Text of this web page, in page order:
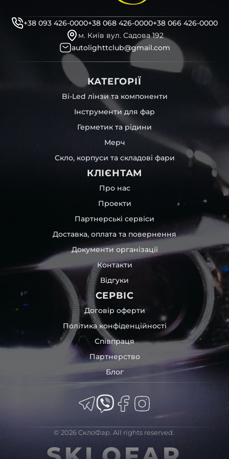
професійні інструменти для розбору фари
бутиловий герметик для збору фари
рідини для розбирання фари
і також для автомобілів
NHK Opel,Daewoo,Chery
інших, які будуть на 100 % сумісними із оригінальною
фарою вашої моделі авто.
Фотографії скла і корпусів, розміщені на сайті –
автентичні та унікальні. Зроблені за допомогою
професійного обладнання у нашому офісі та оптовому
складі в Києві. З метою захисту від недозволеного
копіювання – на всіх фотографіях розміщений водяний
знак із нашим логотипом – для швидкої ідентифікації.
Без письмового дозволу заборонено використовувати
будь-які фотографії з нашого веб-сайту.
Можна придбати окремо як одне скло чи корпус,
так і пару чи комплект. Кожну одиницю товару наші
співробітники на складі ретельно перевіряють та
дбайливо запаковують спочатку у декілька шарів
захисної стрейч-плівки, потім у додаткову плівку з
повітрям – і все це повноцінно захищає скло фари під
час перевезення та цілком прибирає вірогідність
пошкодження товару внаслідок механічних впливів під
час транспортування поштою.
Детальніше про доставку…
Комплектація товару виробника та зовнішній вигляд
товару можуть відрізнятися від фотографій,
представлених на сайті.
Якщо ви шукаєте такі послуги, як заміна скла фари,
розпакування та перепакування фар, відновлення та
ремонт фар, заміна лінз Xenon LED BI-LED, ремонт скла,
корпусу та кріплення фари, налаштування світла,
коригування, діагностика та полірування фари, наші
партнерські сервіси готові надати допомогу по всій
тисячі задоволених клієнтів. Розмаїття вибору, постійна
наявність на складі, свіжі поступлення, доступна ціна,
Із часом передня фара Audi може мати такі проблеми:
царапини;
+38 093 426-0000+38 068 426-0000+38 066 426-0000
м. Київ вул. Садова 192
autolighttclub@gmail.com
КАТЕГОРІЇ
Bi-Led лінзи та компоненти
Інструменти для фар
Герметик та рідини
Мерч
Скло, корпуси та складові фари
КЛІЄНТАМ
Про нас
Проекти
Партнерські сервіси
Доставка, оплата та повернення
Документи організації
Контакти
Відгуки
СЕРВІС
Договір оферти
Політика конфіденційності
Співпраця
Партнерство
Блог
© 2026 СклоФар. All rights reserved.